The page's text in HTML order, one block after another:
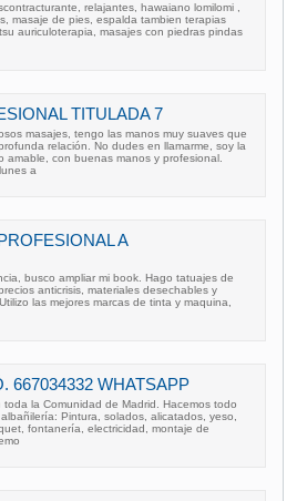
relajantes, hawaiano lomilomi ,
masaje de pies, espalda tambien terapias
auriculoterapia, masajes con piedras pindas
TITULADA 7
masajes, tengo las manos muy suaves que
relación. No dudes en llamarme, soy la
amable, con buenas manos y profesional.
a
A
busco ampliar mi book. Hago tatuajes de
anticrisis, materiales desechables y
las mejores marcas de tinta y maquina,
667034332 WHATSAPP
la Comunidad de Madrid. Hacemos todo
Pintura, solados, alicatados, yeso,
fontanería, electricidad, montaje de